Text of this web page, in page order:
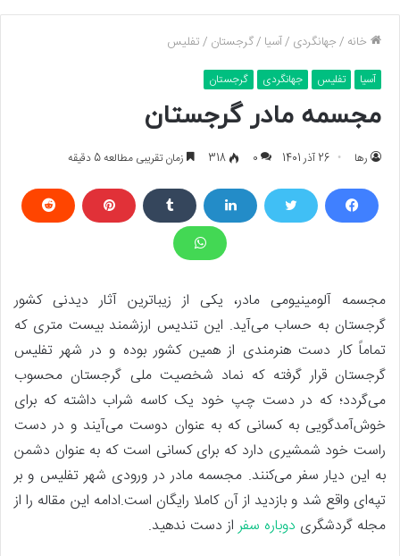
خانه /جهانگردی /آسیا /گرجستان /تفلیس
آسیا تفلیس جهانگردی گرجستان
مجسمه مادر گرجستان
رها 26 آذر 1401 0
318 زمان تقریبی مطالعه 5 دقیقه
مجسمه آلومینیومی مادر، یکی از زیباترین آثار دیدنی کشور
گرجستان به حساب می‌آید. این تندیس ارزشمند بیست متری که
تماماً کار دست هنرمندی از همین کشور بوده و در شهر تفلیس
گرجستان قرار گرفته که نماد شخصیت ملی گرجستان محسوب
می‌گردد؛ که در دست چپ خود یک کاسه شراب داشته که برای
خوش‌آمدگویی به کسانی که به عنوان دوست می‌آیند و در دست
راست خود شمشیری دارد که برای کسانی است که به عنوان دشمن
به این دیار سفر می‌کنند. مجسمه مادر در ورودی شهر تفلیس و بر
تپه‌ای واقع شد و بازدید از آن کاملا رایگان است.ادامه این مقاله را از
مجله گردشگری دوباره سفراز دست ندهید.